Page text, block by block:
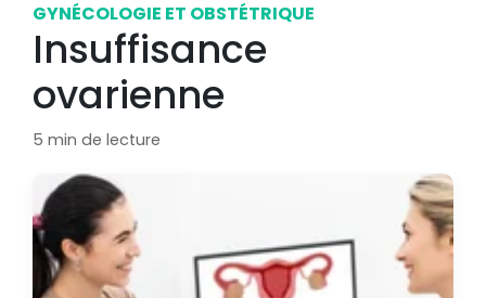
GYNÉCOLOGIE ET OBSTÉTRIQUE
Insuffisance
ovarienne
5 min de lecture